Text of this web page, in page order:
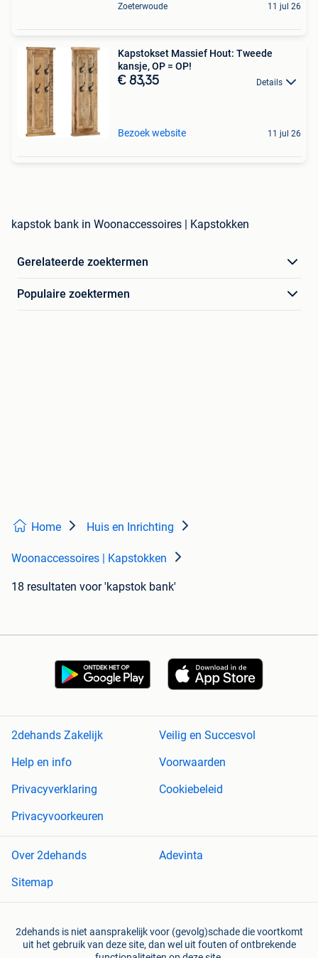
Zoeterwoude 11 jul 26
Kapstokset Massief Hout: Tweede
kansje, OP = OP!
€ 83,35 Details
Bezoek website 11 jul 26
kapstok bank in Woonaccessoires | Kapstokken
Gerelateerde zoektermen
Populaire zoektermen
Home Huis en Inrichting
Woonaccessoires | Kapstokken
18 resultaten voor 'kapstok bank'
2dehands Zakelijk
Veilig en Succesvol
Help en info
Voorwaarden
Privacyverklaring
Cookiebeleid
Privacyvoorkeuren
Over 2dehands
Adevinta
Sitemap
2dehands is niet aansprakelijk voor (gevolg)schade die voortkomt
uit het gebruik van deze site, dan wel uit fouten of ontbrekende